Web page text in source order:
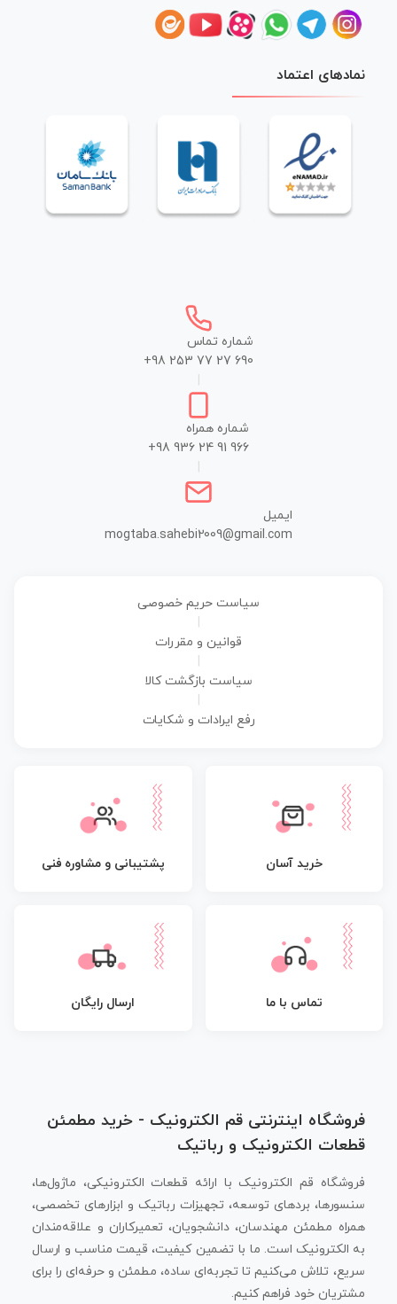
نمادهای اعتماد
شماره تماس
+98 253 77 27 690
شماره همراه
+98 936 24 91 966
ایمیل
mogtaba.sahebi2009@gmail.com
سیاست حریم خصوصی
قوانین و مقررات
سیاست بازگشت کالا
رفع ایرادات و شکایات
خرید آسان پشتیبانی و مشاوره فنی
تماس با ما ارسال رایگان
فروشگاه اینترنتی قم الکترونیک - خرید مطمئن
قطعات الکترونیک و رباتیک
فروشگاه قم الکترونیک با ارائه قطعات الکترونیکی، ماژول‌ها،
سنسورها، بردهای توسعه، تجهیزات رباتیک و ابزارهای تخصصی،
همراه مطمئن مهندسان، دانشجویان، تعمیرکاران و علاقه‌مندان
به الکترونیک است. ما با تضمین کیفیت، قیمت مناسب و ارسال
سریع، تلاش می‌کنیم تا تجربه‌ای ساده، مطمئن و حرفه‌ای را برای
مشتریان خود فراهم کنیم.